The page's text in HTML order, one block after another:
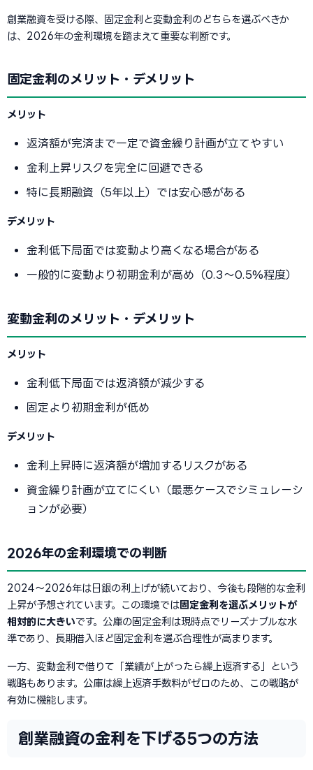
創業融資を受ける際、固定金利と変動金利のどちらを選ぶべきか
は、2026年の金利環境を踏まえて重要な判断です。
固定金利のメリット・デメリット
メリット
返済額が完済まで一定で資金繰り計画が立てやすい
金利上昇リスクを完全に回避できる
特に長期融資（5年以上）では安心感がある
デメリット
金利低下局面では変動より高くなる場合がある
一般的に変動より初期金利が高め（0.3〜0.5%程度）
変動金利のメリット・デメリット
メリット
金利低下局面では返済額が減少する
固定より初期金利が低め
デメリット
金利上昇時に返済額が増加するリスクがある
資金繰り計画が立てにくい（最悪ケースでシミュレーシ
ョンが必要）
2026年の金利環境での判断
2024〜2026年は日銀の利上げが続いており、今後も段階的な金利
上昇が予想されています。この環境では 固定金利を選ぶメリットが
相対的に大きいです。公庫の固定金利は現時点でリーズナブルな水
準であり、長期借入ほど固定金利を選ぶ合理性が高まります。
一方、変動金利で借りて「業績が上がったら繰上返済する」という
戦略もあります。公庫は繰上返済手数料がゼロのため、この戦略が
有効に機能します。
創業融資の金利を下げる5つの方法